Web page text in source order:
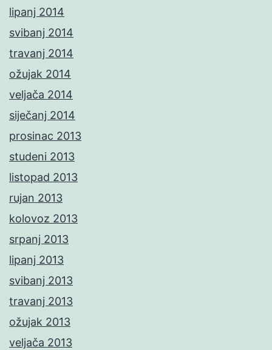
lipanj 2014
svibanj 2014
travanj 2014
ožujak 2014
veljača 2014
siječanj 2014
prosinac 2013
studeni 2013
listopad 2013
rujan 2013
kolovoz 2013
srpanj 2013
lipanj 2013
svibanj 2013
travanj 2013
ožujak 2013
veljača 2013